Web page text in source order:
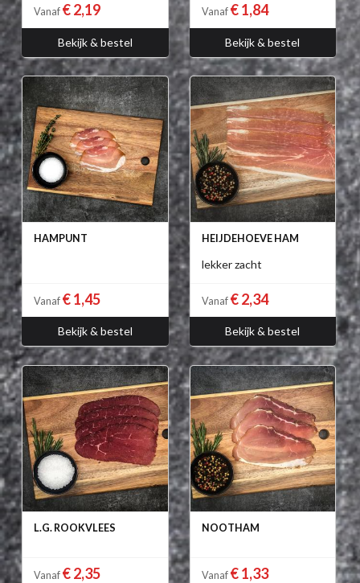
Vanaf € 2,19
Bekijk & bestel
Vanaf € 1,84
Bekijk & bestel
HAMPUNT
Vanaf € 1,45
Bekijk & bestel
HEIJDEHOEVE HAM
lekker zacht
Vanaf € 2,34
Bekijk & bestel
L.G. ROOKVLEES
Vanaf € 2,35
NOOTHAM
Vanaf € 1,33